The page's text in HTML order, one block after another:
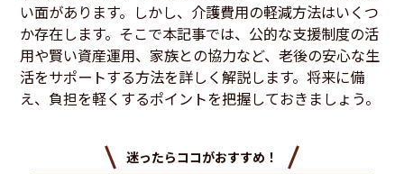
い面があります。しかし、介護費用の軽減方法はいくつ
か存在します。そこで本記事では、公的な支援制度の活
用や賢い資産運用、家族との協力など、老後の安心な生
活をサポートする方法を詳しく解説します。将来に備
え、負担を軽くするポイントを把握しておきましょう。
迷ったらココがおすすめ！